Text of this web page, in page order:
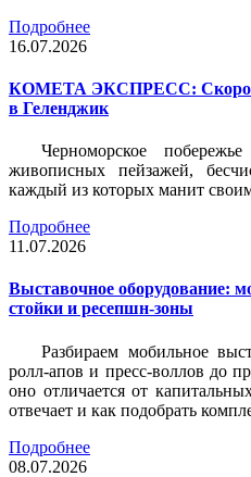
Подробнее
16.07.2026
КОМЕТА ЭКСПРЕСС:
в Геленджик
Черноморское
живописных пейзажей,
каждый из которых манит
Подробнее
11.07.2026
Выставочное оборудование:
стойки и ресепшн-зоны
Разбираем мобильное
ролл-апов и пресс-воллов до
оно отличается от
отвечает и как подобрать
Подробнее
08.07.2026